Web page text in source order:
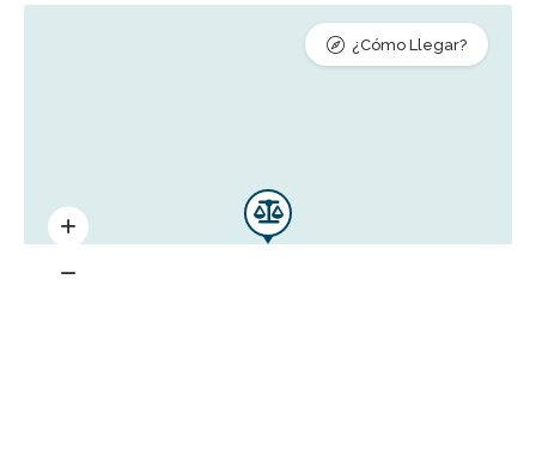
¿Cómo Llegar?